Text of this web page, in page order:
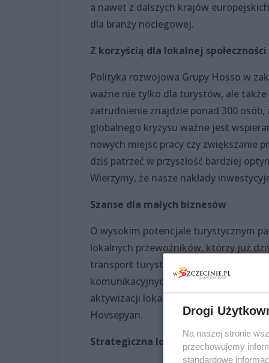
a nawet z dalszych krajów
dla branży noclegowej.
Z korzyścią dla lokalnej społeczności
Polityka rozwojowa Grupy Hosso w
ważne nie tylko dla turystów, ale
zatrudnienie znajdzie ponad 300
globalnego kryzysu ważne jest
nowych miejsc pracy czy zwiększanie
dziś patrzeć w przyszłość bardziej
Wierzymy, że nasze nakłady
Szanse dla małych biznesów
O wysokim potencjale turystycznym
lokalnych przewoźników, którzy już
transport turystów do parku rozrywki. -
komunikacyjnych, ale także
aktywizacji lokalnej przedsiębiorczości
Hovsepyan.
Strategiczna lokalizacja
Drogi
Na naszej stronie
przechowujemy
standardowe